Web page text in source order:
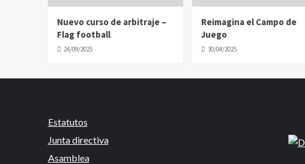
Nuevo curso de arbitraje –
Flag football
24/09/2025
Reimagina el Campo de
Juego
30/04/2025
Estatutos
Junta directiva
Asamblea